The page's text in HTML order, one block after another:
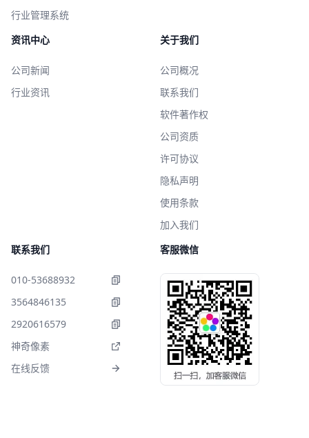
行业管理系统
资讯中心
公司新闻
行业资讯
关于我们
公司概况
联系我们
软件著作权
公司资质
许可协议
隐私声明
使用条款
加入我们
联系我们
010-53688932
3564846135
2920616579
神奇像素
在线反馈
客服微信